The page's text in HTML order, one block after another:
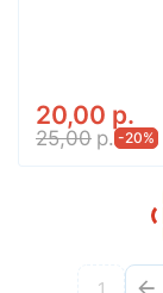
20,00 р.
25,00 р. -20%
1